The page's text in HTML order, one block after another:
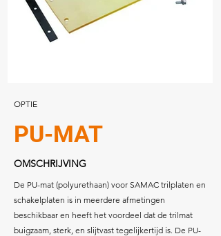
OPTIE
PU-MAT
OMSCHRIJVING
De PU-mat (polyurethaan) voor SAMAC trilplaten en
schakelplaten is in meerdere afmetingen
beschikbaar en heeft het voordeel dat de trilmat
buigzaam, sterk, en slijtvast tegelijkertijd is. De PU-